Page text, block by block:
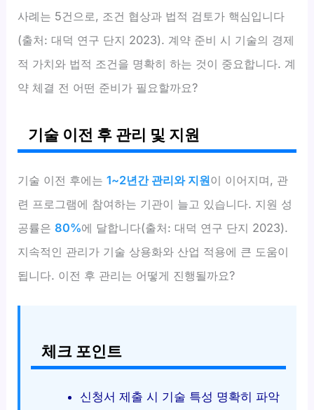
사례는 5건으로, 조건 협상과 법적 검토가 핵심입니다
(출처: 대덕 연구 단지 2023). 계약 준비 시 기술의 경제
적 가치와 법적 조건을 명확히 하는 것이 중요합니다. 계
약 체결 전 어떤 준비가 필요할까요?
기술 이전 후 관리 및 지원
기술 이전 후에는1~2년간 관리와 지원이 이어지며, 관
련 프로그램에 참여하는 기관이 늘고 있습니다. 지원 성
공률은80%에 달합니다(출처: 대덕 연구 단지 2023).
지속적인 관리가 기술 상용화와 산업 적용에 큰 도움이
됩니다. 이전 후 관리는 어떻게 진행될까요?
체크 포인트
신청서 제출 시 기술 특성 명확히 파악